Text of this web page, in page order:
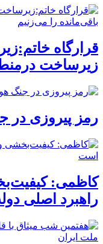
قرارگاه
زیرساخت
رمز پیروزی در
کاظمی:
راهبرد اصلی